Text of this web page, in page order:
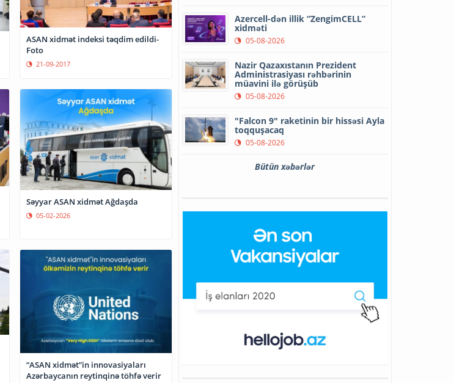
ASAN xidmət indeksi təqdim edildi-
Foto
21-09-2017
Səyyar ASAN xidmət Ağdaşda
05-02-2026
“ASAN xidmət”in innovasiyaları
Azərbaycanın reytinqinə töhfə verir
Azercell-dən illik “ZengimCELL”
xidməti
05-08-2026
Nazir Qazaxıstanın Prezident
Administrasiyası rəhbərinin
müavini ilə görüşüb
05-08-2026
"Falcon 9" raketinin bir hissəsi Ayla
toqquşacaq
05-08-2026
Bütün xəbərlər